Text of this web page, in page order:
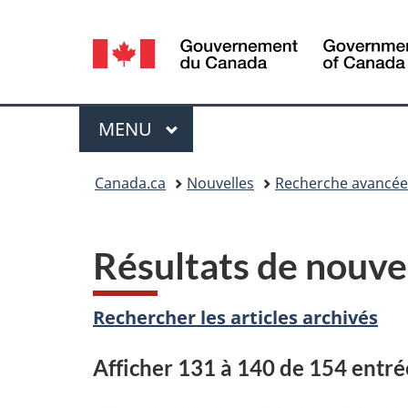
Sélection
de
la
langue
Menu
MENU PRINCIPAL
Canada.ca Nouvelles Recherche
Résultats de
Rechercher les articles archivés
Afficher 131 à 140 de 154